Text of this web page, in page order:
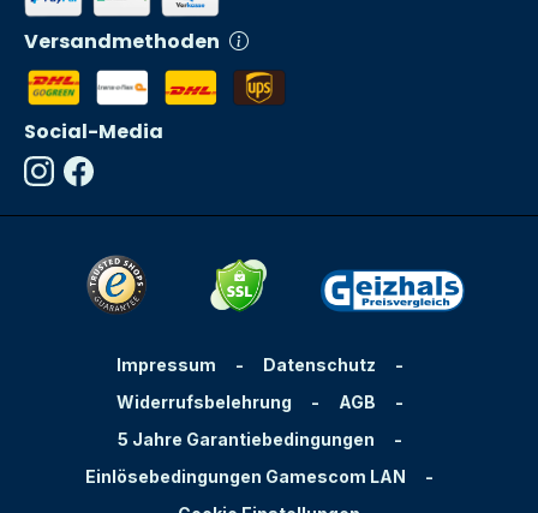
Versandmethoden
Social-Media
Impressum - Datenschutz
-
Widerrufsbelehrung
- AGB
-
5 Jahre Garantiebedingungen
-
Einlösebedingungen Gamescom LAN
-